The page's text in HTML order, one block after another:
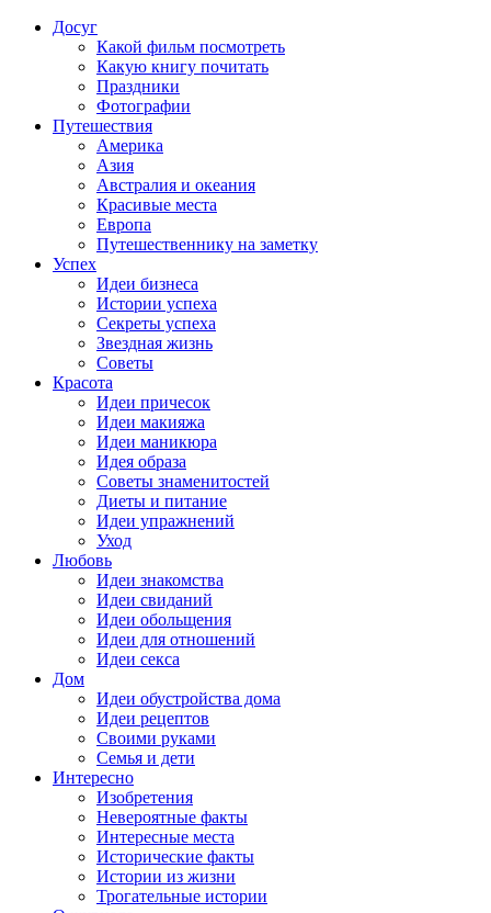
Досуг
Какой фильм посмотреть
Какую книгу почитать
Праздники
Фотографии
Путешествия
Америка
Азия
Австралия и океания
Красивые места
Европа
Путешественнику на заметку
Успех
Идеи бизнеса
Истории успеха
Секреты успеха
Звездная жизнь
Советы
Красота
Идеи причесок
Идеи макияжа
Идеи маникюра
Идея образа
Советы знаменитостей
Диеты и питание
Идеи упражнений
Уход
Любовь
Идеи знакомства
Идеи свиданий
Идеи обольщения
Идеи для отношений
Идеи секса
Дом
Идеи обустройства дома
Идеи рецептов
Своими руками
Семья и дети
Интересно
Изобретения
Невероятные факты
Интересные места
Исторические факты
Истории из жизни
Трогательные истории